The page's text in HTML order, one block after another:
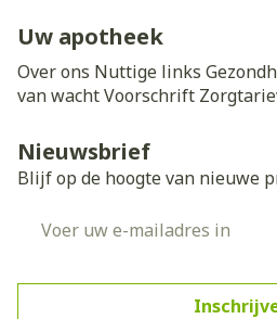
Uw apotheek
Over ons Nuttige links
van wachtVoorschrift
Nieuwsbrief
Blijf op de hoogte van nieuwe